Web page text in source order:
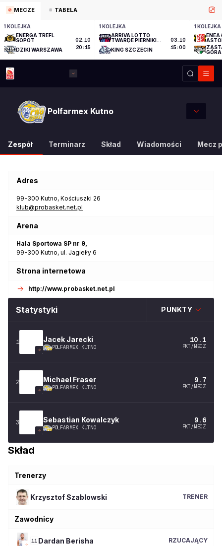
MECZE TABELA
1 KOLEJKA
ENERGA TREFL
SOPOT
DZIKI WARSZAWA
02.10
20:15
1 KOLEJKA
ARRIVA LOTTO
TWARDE PIERNIKI
KING SZCZECIN
03.10
15:00
1 KOLEJKA
ENEA
GÓRA
Polfarmex Kutno
Zespół Terminarz Skład Wiadomości Mecz
Adres
99-300 Kutno, Kościuszki 26
klub@probasket.net.pl
Arena
Hala Sportowa SP nr 9,
99-300 Kutno, ul. Jagiełły 6
Strona internetowa
http://www.probasket.net.pl
Statystyki PUNKTY
1 Jacek Jarecki
POLFARMEX KUTNO
10.1
PKT/MECZ
2 Michael Fraser
POLFARMEX KUTNO
9.7
PKT/MECZ
3 Sebastian Kowalczyk
POLFARMEX KUTNO
9.6
PKT/MECZ
Skład
Trenerzy
KrzysztofSzablowski TRENER
Zawodnicy
11 Dardan Berisha RZUCAJĄCY